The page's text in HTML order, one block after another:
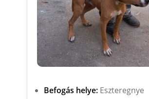
Befogás helye:Eszteregnye